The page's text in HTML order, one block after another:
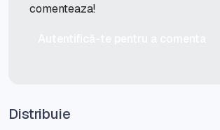
comenteaza!
Distribuie